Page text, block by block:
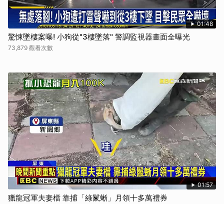
01:48
驚悚墜樓案曝! 小狗從"3樓墜落" 警調監視器畫面全曝光
73,879 觀看次數
01:57
獵龍冠軍夫妻檔 靠捕「綠鬣蜥」月領十多萬禮券